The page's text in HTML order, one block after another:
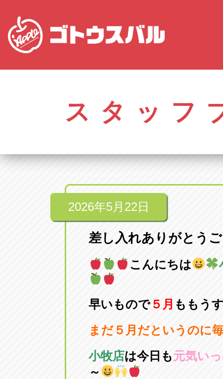
アップル
0561-84-
アップル
0586-28-
アップル
0568-25-
アップル
愛知県春日井市柏井町4-43-1
アップル春日井中央店
愛知県瀬戸市美濃池町29-1
アップル一宮22号店
愛知県一宮市朝日3-4-12
アップル春日井店
愛知県春日井市八田町2-1-16
愛知県北名古屋市中之郷八反
アップル碧南店
スタッフ
2026年5月22日
差し入れありがとう
こんにちは
早いもので５ 月 ももう
まだ５月だというのに
小牧店は今日も元気い
～